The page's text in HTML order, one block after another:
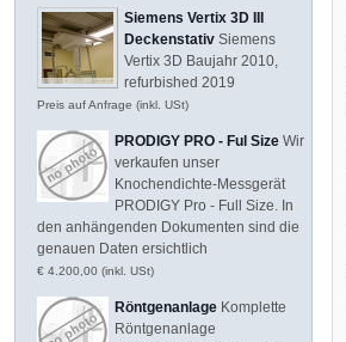
Siemens Vertix 3D III
Deckenstativ Siemens
Vertix 3D Baujahr 2010,
refurbished 2019
Preis auf Anfrage (inkl. USt)
PRODIGY PRO - Ful Size Wir
verkaufen unser
Knochendichte-Messgerät
PRODIGY Pro - Full Size. In
den anhängenden Dokumenten sind die
genauen Daten ersichtlich
€ 4.200,00 (inkl. USt)
Röntgenanlage Komplette
Röntgenanlage